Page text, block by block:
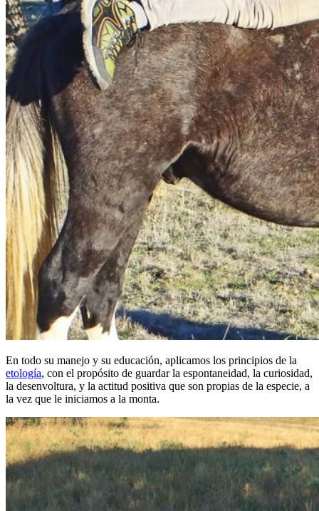
En todo su manejo y su educación, aplicamos los principios de la
etología, con el propósito de guardar la espontaneidad, la curiosidad,
la desenvoltura, y la actitud positiva que son propias de la especie, a
la vez que le iniciamos a la monta.